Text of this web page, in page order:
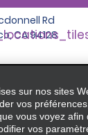
Rd
CA 94128
sur nos sites
vos
vous voyez afin
vos